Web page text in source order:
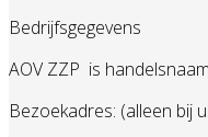
Bedrijfsgegevens
AOV ZZP is
Bezoekadres: (alleen bij